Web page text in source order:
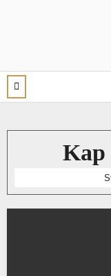
Kap